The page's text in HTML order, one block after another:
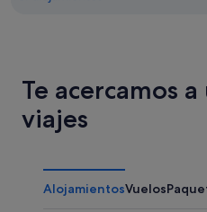
Te acercamos
viajes
AlojamientosVuelos